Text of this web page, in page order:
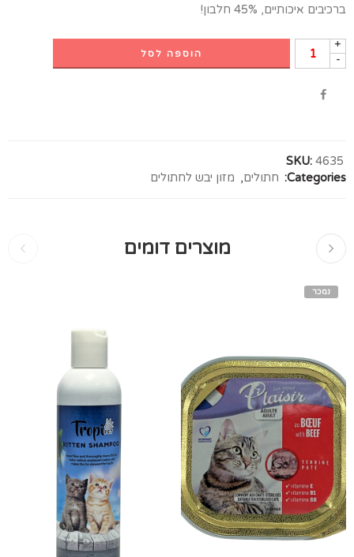
ברכיבים איכותיים, 45% חלבון!
+
-
הוספה לסל
SKU: 4635
Categories:
חתולים, מזון יבש לחתולים
מוצרים דומים
נמכר